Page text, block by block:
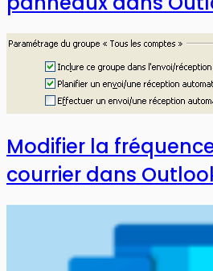
Modifier la
courrier dans